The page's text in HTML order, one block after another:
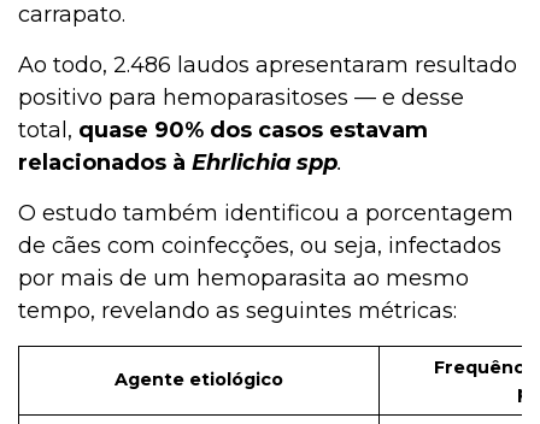
carrapato.
Ao todo, 2.486 laudos apresentaram resultado
positivo para hemoparasitoses — e desse
total, quase 90% dos casos estavam
relacionados à Ehrlichia spp.
O estudo também identificou a porcentagem
de cães com coinfecções, ou seja, infectados
por mais de um hemoparasita ao mesmo
tempo, revelando as seguintes métricas:
Agente etiológico